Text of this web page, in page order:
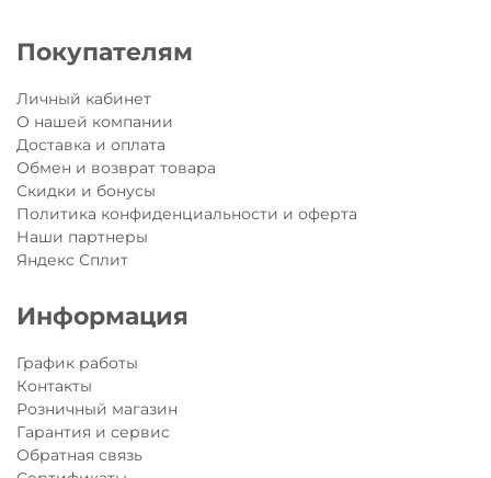
Покупателям
Личный кабинет
О нашей компании
Доставка и оплата
Обмен и возврат товара
Скидки и бонусы
Политика конфиденциальности и оферта
Наши партнеры
Яндекс Сплит
Информация
График работы
Контакты
Розничный магазин
Гарантия и сервис
Обратная связь